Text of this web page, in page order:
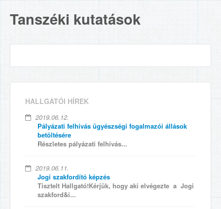
Tanszéki kutatások
HALLGATÓI HÍREK
2019.06.12.
Pályázati felhívás ügyészségi fogalmazói állások
betöltésére
Részletes pályázati felhívás...
2019.06.11.
Jogi szakfordító képzés
Tisztelt Hallgató!Kérjük, hogy aki elvégezte a Jogi
szakford&i...